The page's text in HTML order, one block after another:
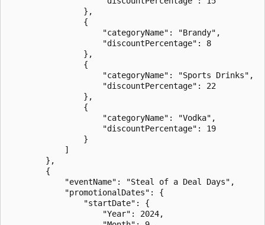
                },
                {
                    "categoryName": "Brandy",
                    "discountPercentage": 8
                },
                {
                    "categoryName": "Sports Drinks",
                    "discountPercentage": 22
                },
                {
                    "categoryName": "Vodka",
                    "discountPercentage": 19
                }
            ]
        },
        {
            "eventName": "Steal of a Deal Days",
            "promotionalDates": {
                "startDate": {
                    "Year": 2024,